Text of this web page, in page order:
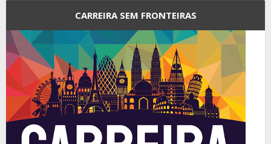
CARREIRA SEM FRONTEIRAS